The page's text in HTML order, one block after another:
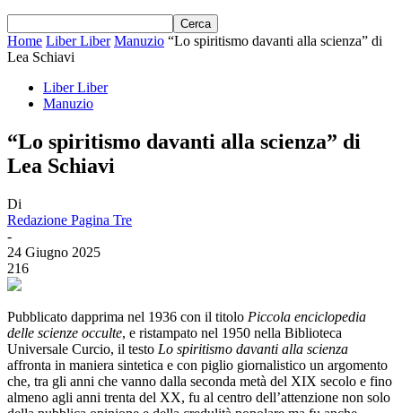
Home Liber Liber Manuzio “Lo spiritismo davanti alla scienza” di
Lea Schiavi
Liber Liber
Manuzio
“Lo spiritismo davanti alla scienza” di
Lea Schiavi
Di
Redazione Pagina Tre
-
24 Giugno 2025
216
Pubblicato dapprima nel 1936 con il titolo Piccola enciclopedia
delle scienze occulte, e ristampato nel 1950 nella Biblioteca
Universale Curcio, il testo Lo spiritismo davanti alla scienza
affronta in maniera sintetica e con piglio giornalistico un argomento
che, tra gli anni che vanno dalla seconda metà del XIX secolo e fino
almeno agli anni trenta del XX, fu al centro dell’attenzione non solo